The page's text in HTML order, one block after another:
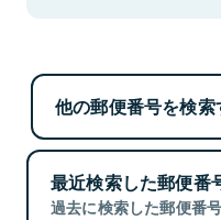
他の郵便番号を検索
最近検索した郵便番
過去に検索した郵便番